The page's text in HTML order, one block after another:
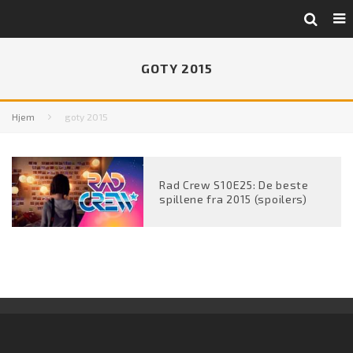
GOTY 2015
Hjem goty 2015
Rad Crew S10E25: De beste
spillene fra 2015 (spoilers)